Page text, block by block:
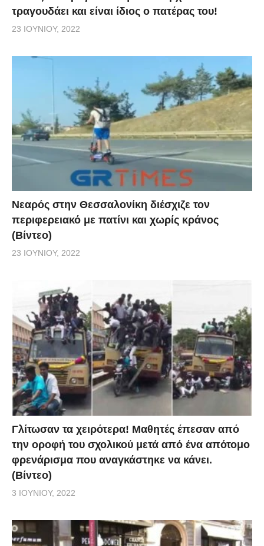
τραγουδάει και είναι ίδιος ο πατέρας του!
23 ΙΟΥΝΊΟΥ, 2022
Νεαρός στην Θεσσαλονίκη διέσχιζε τον
περιφερειακό με πατίνι και χωρίς κράνος
(Βίντεο)
23 ΙΟΥΝΊΟΥ, 2022
Γλίτωσαν τα χειρότερα! Μαθητές έπεσαν από
την οροφή του σχολικού μετά από ένα απότομο
φρενάρισμα που αναγκάστηκε να κάνει.
(Βίντεο)
3 ΙΟΥΝΊΟΥ, 2022